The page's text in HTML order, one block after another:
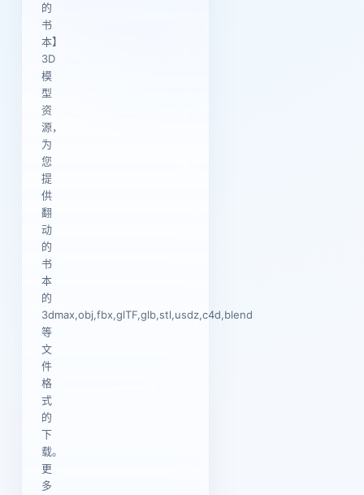
的
书
本】
3D
模
型
资
源，
为
您
提
供
翻
动
的
书
本
的
3dmax,obj,fbx,glTF,glb,stl,usdz,c4d,blend
等
文
件
格
式
的
下
载。
更
多